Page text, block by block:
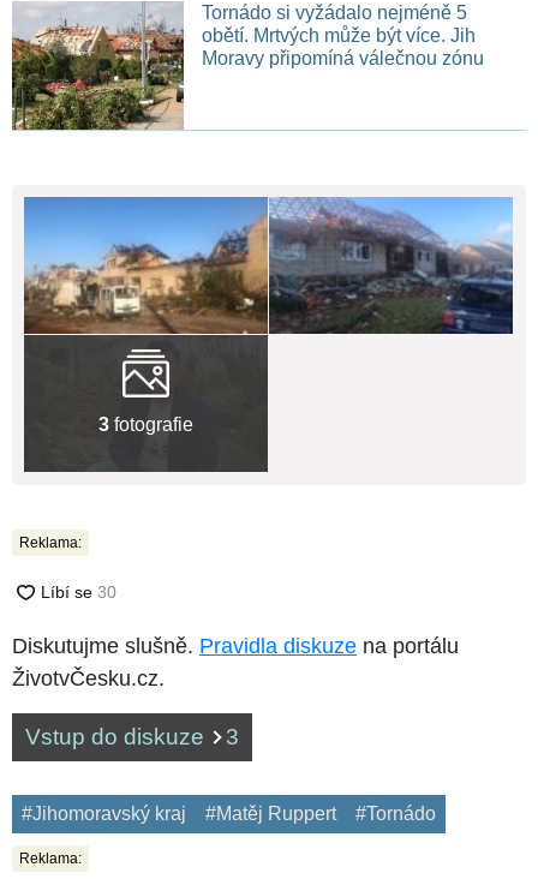
Tornádo si vyžádalo nejméně 5
obětí. Mrtvých může být více. Jih
Moravy připomíná válečnou zónu
3 fotografie
Reklama:
Diskutujme slušně. Pravidla diskuze na portálu
ŽivotvČesku.cz.
Vstup do diskuze 3
#Jihomoravský kraj #Matěj Ruppert #Tornádo
Reklama: